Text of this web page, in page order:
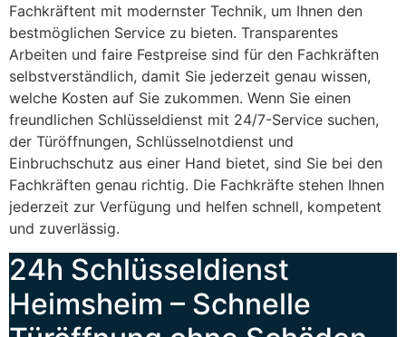
Fachkräftent mit modernster Technik, um Ihnen den
bestmöglichen Service zu bieten. Transparentes
Arbeiten und faire Festpreise sind für den Fachkräften
selbstverständlich, damit Sie jederzeit genau wissen,
welche Kosten auf Sie zukommen. Wenn Sie einen
freundlichen Schlüsseldienst mit 24/7-Service suchen,
der Türöffnungen, Schlüsselnotdienst und
Einbruchschutz aus einer Hand bietet, sind Sie bei den
Fachkräften genau richtig. Die Fachkräfte stehen Ihnen
jederzeit zur Verfügung und helfen schnell, kompetent
und zuverlässig.
24h Schlüsseldienst
Heimsheim – Schnelle